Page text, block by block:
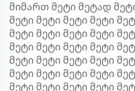
მიმართ მეტი მეტად
მეტი მეტი მეტი მეტი
მეტი მეტი მეტი მეტი
მეტი მეტი მეტი მეტი
მეტი მეტი მეტი მეტი
მეტი მეტი მეტი მეტი
მეტი მეტი მეტი მეტი